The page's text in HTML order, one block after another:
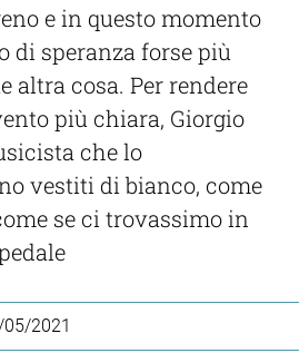
e in questo momento
di speranza forse più
altra cosa. Per rendere
più chiara, Giorgio
che lo
vestiti di bianco, come
se ci trovassimo in
2021